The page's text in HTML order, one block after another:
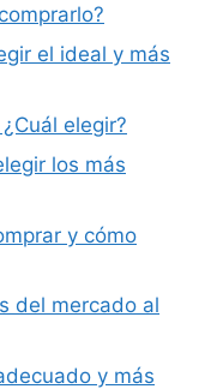
el ideal y más
elegir?
los más
y cómo
del mercado al
y más